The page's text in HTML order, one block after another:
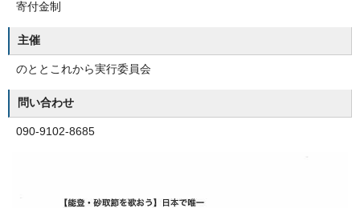
寄付金制
主催
のととこれから実行委員会
問い合わせ
090-9102-8685